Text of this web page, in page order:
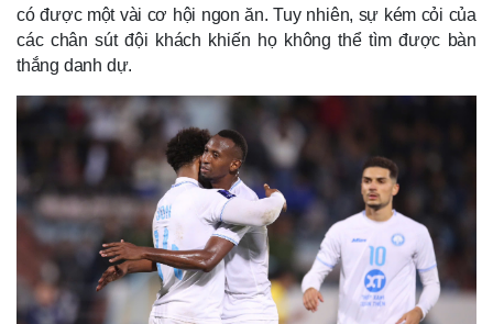
có được một vài cơ hội ngon ăn. Tuy nhiên, sự kém cỏi của
các chân sút đội khách khiến họ không thể tìm được bàn
thắng danh dự.